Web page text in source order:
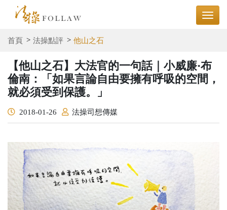
首頁 法操點評 他山之石
【他山之石】大法官的一句話｜小威廉·布
倫南：「如果言論自由要擁有呼吸的空間，
就必須受到保護。」
2018-01-26 法操司想傳媒